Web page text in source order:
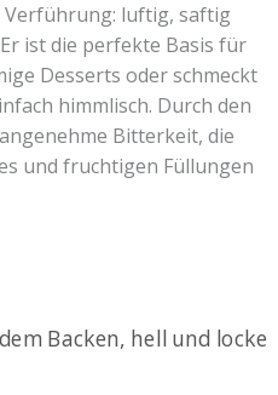
luftig, saftig
ist die perfekte Basis für
Desserts oder schmeckt
himmlisch. Durch den
Bitterkeit, die
und fruchtigen Füllungen